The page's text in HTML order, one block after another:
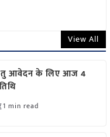
View All
हेतु आवेदन के लिए आज 4
1 min read